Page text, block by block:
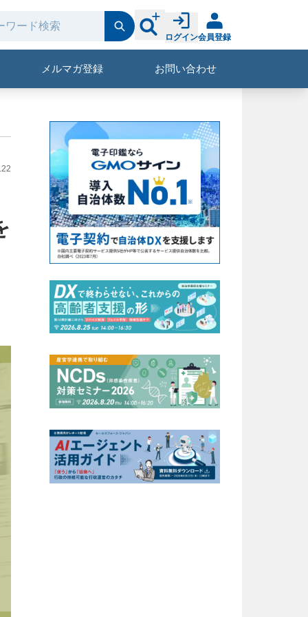
ログイン会員登録
メルマガ登録 お問い合わせ